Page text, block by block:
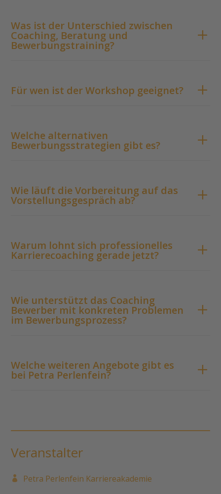
Was ist der Unterschied zwischen
Coaching, Beratung und
Bewerbungstraining?
Für wen ist der Workshop geeignet?
Welche alternativen
Bewerbungsstrategien gibt es?
Wie läuft die Vorbereitung auf das
Vorstellungsgespräch ab?
Warum lohnt sich professionelles
Karrierecoaching gerade jetzt?
Wie unterstützt das Coaching
Bewerber mit konkreten Problemen
im Bewerbungsprozess?
Welche weiteren Angebote gibt es
bei Petra Perlenfein?
Veranstalter
Petra Perlenfein Karriereakademie